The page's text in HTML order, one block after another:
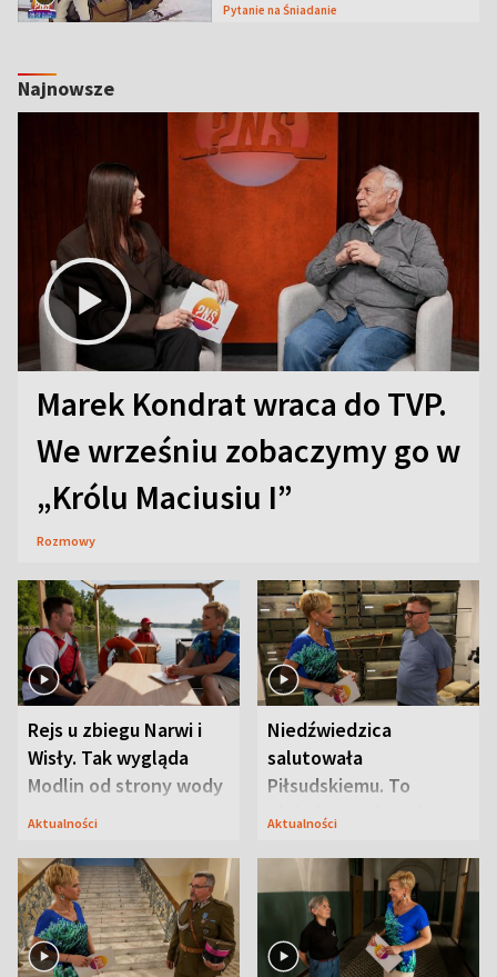
Pytanie na Śniadanie
Najnowsze
Marek Kondrat wraca do TVP.
We wrześniu zobaczymy go w
„Królu Maciusiu I”
Rozmowy
Rejs u zbiegu Narwi i
Wisły. Tak wygląda
Modlin od strony wody
Aktualności
Niedźwiedzica
salutowała
Piłsudskiemu. To
niejedyna tajemnica
Aktualności